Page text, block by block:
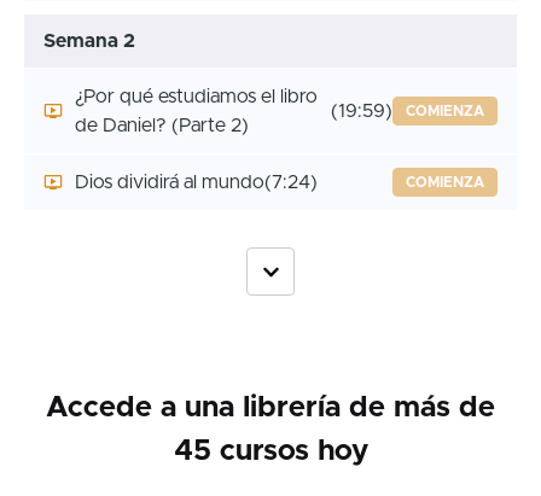
Semana 2
¿Por qué estudiamos el libro
de Daniel? (Parte 2)
(19:59) COMIENZA
Dios dividirá al mundo(7:24) COMIENZA
Accede a una librería de más de
45 cursos hoy